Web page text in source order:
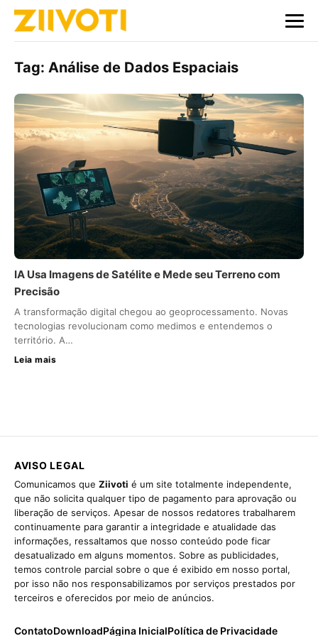
Tag: Análise de Dados Espaciais
IA Usa Imagens de Satélite e Mede seu Terreno com
Precisão
A transformação digital chegou ao geoprocessamento. Novas
tecnologias revolucionam como medimos e entendemos o
território. A…
Leia mais
AVISO LEGAL
Comunicamos que Ziivoti é um site totalmente independente,
que não solicita qualquer tipo de pagamento para aprovação ou
liberação de serviços. Apesar de nossos redatores trabalharem
continuamente para garantir a integridade e atualidade das
informações, ressaltamos que nosso conteúdo pode ficar
desatualizado em alguns momentos. Sobre as publicidades,
temos controle parcial sobre o que é exibido em nosso portal,
por isso não nos responsabilizamos por serviços prestados por
terceiros e oferecidos por meio de anúncios.
ContatoDownloadPágina InicialPolítica de Privacidade